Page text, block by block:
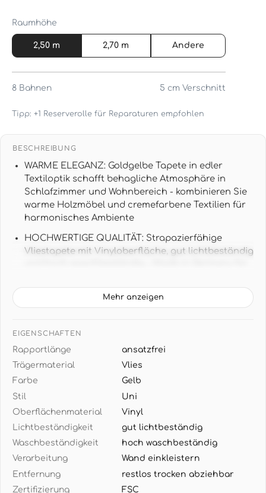
Raumhöhe
2,50 m 2,70 m Andere
8 Bahnen 5 cm Verschnitt
Tipp: +1 Reserverolle für Reparaturen empfohlen
BESCHREIBUNG
WARME ELEGANZ: Goldgelbe Tapete in edler
Textiloptik schafft behagliche Atmosphäre in
Schlafzimmer und Wohnbereich - kombinieren Sie
warme Holzmöbel und cremefarbene Textilien für
harmonisches Ambiente
HOCHWERTIGE QUALITÄT: Strapazierfähige
Vliestapete mit Vinyloberfläche, gut lichtbeständig
PRAKTISCHE MASSE: 10,05 m x 0,53 m pro Rolle (5,33
m²) - ansatzfreie Unitapete ohne Rapport für
warmem Goldgelb mit Ocker-Nuancen verleiht
Räumen edle Wohnlichkeit - perfekt zu natürlichen
Materialien wie Rattan und Holz
EINFACHE VERARBEITUNG: Wand einkleistern und
Tapete direkt aufbringen - bei Renovierung restlos
trocken abziehbar ohne Rückstände
Mehr anzeigen
EIGENSCHAFTEN
Rapportlänge
ansatzfrei
Trägermaterial
Vlies
Farbe
Gelb
Stil
Uni
Oberflächenmaterial
Vinyl
Lichtbeständigkeit
gut lichtbeständig
Waschbeständigkeit
hoch waschbeständig
Verarbeitung
Wand einkleistern
Entfernung
restlos trocken abziehbar
Zertifizierung
FSC